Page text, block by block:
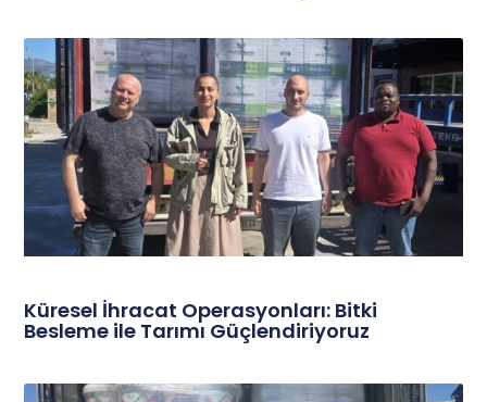
Küresel İhracat Operasyonları: Bitki
Besleme ile Tarımı Güçlendiriyoruz